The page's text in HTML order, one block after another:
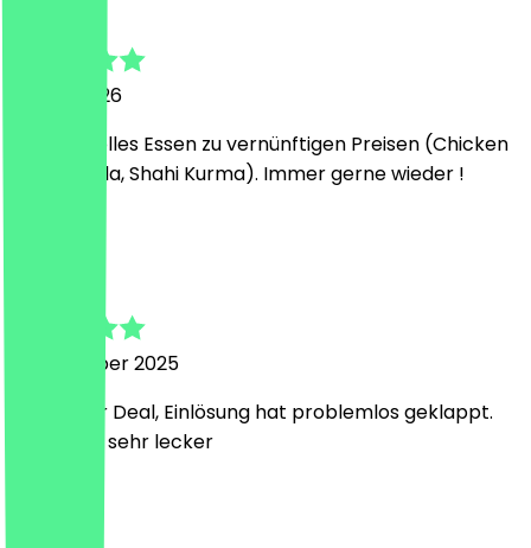
20. Mai 2026
Wirklich tolles Essen zu vernünftigen Preisen (Chicken
Tikki Masala, Shahi Kurma). Immer gerne wieder !
7. Dezember 2025
Sehr guter Deal, Einlösung hat problemlos geklappt.
Essen war sehr lecker